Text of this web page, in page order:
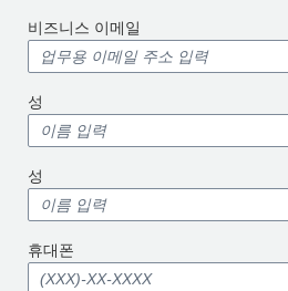
비즈니스 이메일
성
성
휴대폰